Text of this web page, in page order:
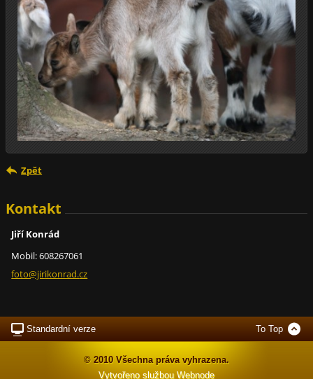
Zpět
Kontakt
Jiří Konrád
Mobil: 608267061
foto@jirikonrad.cz
Standardní verze To Top
© 2010 Všechna práva vyhrazena.
Vytvořeno službou Webnode